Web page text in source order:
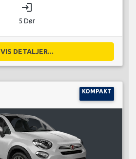
login
5 Dør
VIS DETALJER...
KOMPAKT